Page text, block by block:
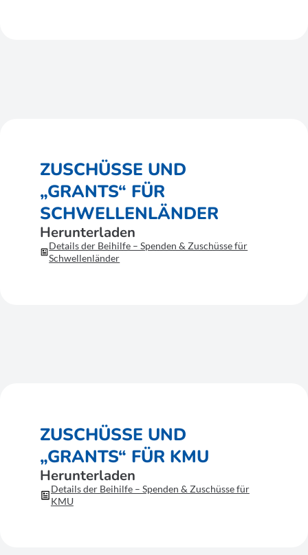
ZUSCHÜSSE UND
„GRANTS“ FÜR
SCHWELLENLÄNDER
Herunterladen
Details der Beihilfe – Spenden & Zuschüsse für
Schwellenländer
ZUSCHÜSSE UND
„GRANTS“ FÜR KMU
Herunterladen
Details der Beihilfe – Spenden & Zuschüsse für
KMU